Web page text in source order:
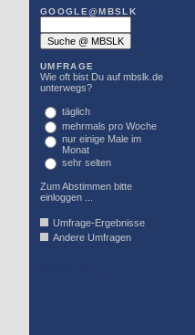
GOOGLE@MBSLK
UMFRAGE
Wie oft bist Du auf mbslk.de
unterwegs?
täglich
mehrmals pro Woche
nur einige Male im
Monat
sehr selten
Zum Abstimmen bitte
einloggen ...
Umfrage-Ergebnisse
Andere Umfragen